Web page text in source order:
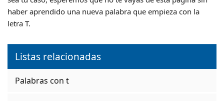
haber aprendido una nueva palabra que empieza con la
letra T.
Listas relacionadas
Palabras con t